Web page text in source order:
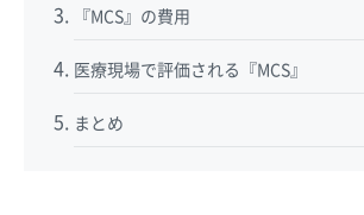
『MCS』の費用
医療現場で評価される『MCS』
まとめ